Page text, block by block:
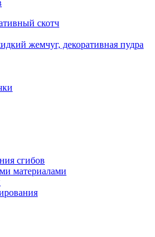
скотч
жемчуг, декоративная пудра
сгибов
материалами